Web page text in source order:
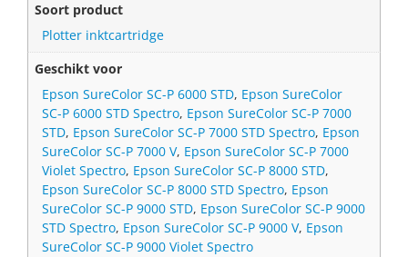
Soort product
Plotter inktcartridge
Geschikt voor
Epson SureColor SC-P 6000 STD, Epson SureColor
SC-P 6000 STD Spectro, Epson SureColor SC-P 7000
STD, Epson SureColor SC-P 7000 STD Spectro, Epson
SureColor SC-P 7000 V, Epson SureColor SC-P 7000
Violet Spectro, Epson SureColor SC-P 8000 STD,
Epson SureColor SC-P 8000 STD Spectro, Epson
SureColor SC-P 9000 STD, Epson SureColor SC-P 9000
STD Spectro, Epson SureColor SC-P 9000 V, Epson
SureColor SC-P 9000 Violet Spectro